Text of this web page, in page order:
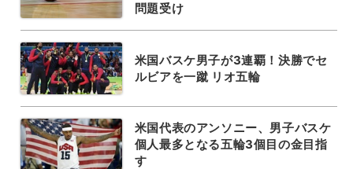
問題受け
米国バスケ男子が3連覇！決勝でセ
ルビアを一蹴 リオ五輪
米国代表のアンソニー、男子バスケ
個人最多となる五輪3個目の金目指
す